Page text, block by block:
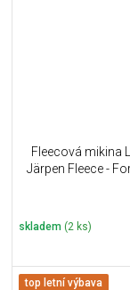
Fleecová mikina
Järpen Fleece -
skladem (2 ks)
top letní výbava